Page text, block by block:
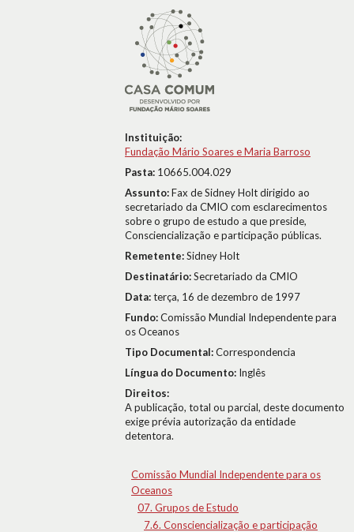
Instituição:
Fundação Mário Soares e Maria Barroso
Pasta: 10665.004.029
Assunto:Fax de Sidney Holt dirigido ao
secretariado da CMIO com esclarecimentos
sobre o grupo de estudo a que preside,
Consciencialização e participação públicas.
Remetente:Sidney Holt
Destinatário:Secretariado da CMIO
Data:terça, 16 de dezembro de 1997
Fundo:Comissão Mundial Independente para
os Oceanos
Tipo Documental:Correspondencia
Língua do Documento: Inglês
Direitos:
A publicação, total ou parcial, deste documento
exige prévia autorização da entidade
detentora.
Comissão Mundial Independente para os
Oceanos
07. Grupos de Estudo
7.6. Consciencialização e participação